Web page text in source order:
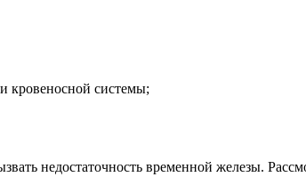
кровеносной системы;
недостаточность временной железы.